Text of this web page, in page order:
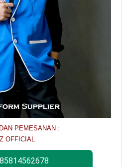
PEMESANAN :
OFFICIAL